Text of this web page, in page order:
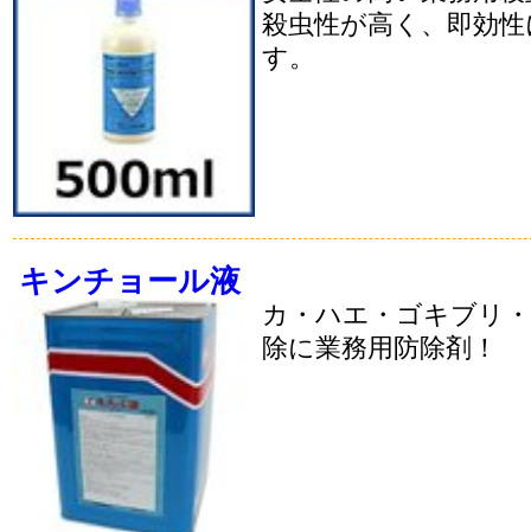
殺虫性が高く、即効
す。
キンチョール液
カ・ハエ・ゴキブリ
除に業務用防除剤！